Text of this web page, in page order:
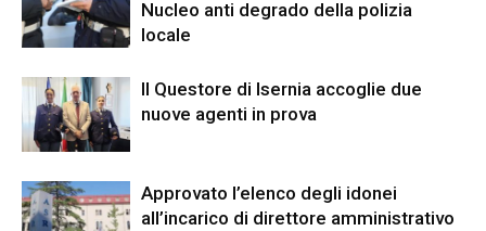
Nucleo anti degrado della polizia
locale
Il Questore di Isernia accoglie due
nuove agenti in prova
Approvato l’elenco degli idonei
all’incarico di direttore amministrativo